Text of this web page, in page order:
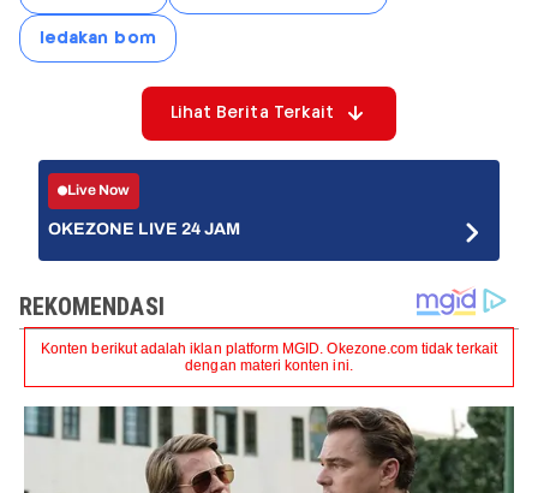
ledakan bom
Lihat Berita Terkait
Live Now
OKEZONE LIVE 24 JAM